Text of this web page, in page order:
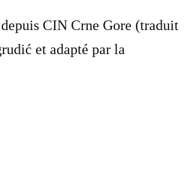
CIN Crne Gore (traduit
et adapté par la